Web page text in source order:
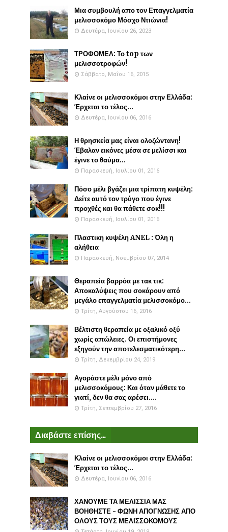
Μια συμβουλή απο τον Επαγγελματία
μελισσοκόμο Μόσχο Ντιώνια!
Δευτέρα, Ιουνίου 26, 2023
ΤΡΟΦΟΜΕΛ: Το top των
μελισσοτροφών!
Σάββατο, Μαΐου 16, 2015
Κλαίνε οι μελισσοκόμοι στην Ελλάδα:
Έρχεται το τέλος...
Δευτέρα, Ιουνίου 06, 2016
Η θρησκεία μας είναι ολοζώντανη!
Έβαλαν εικόνες μέσα σε μελίσσι και
έγινε το θαύμα...
Παρασκευή, Ιουλίου 01, 2016
Πόσο μέλι βγάζει μια τρίπατη κυψέλη:
Δείτε αυτό τον τρύγο που έγινε
προχθές και θα πάθετε σοκ!!!
Παρασκευή, Ιουλίου 01, 2016
Πλαστικη κυψέλη ANEL : Όλη η
αλήθεια
Παρασκευή, Νοεμβρίου 07, 2014
Θεραπεία βαρρόα με τακ τικ:
Αποκαλύψεις που σοκάρουν από
μεγάλο επαγγελματία μελισσοκόμο...
Τρίτη, Αυγούστου 16, 2016
Βέλτιστη θεραπεία με οξαλικό οξύ
χωρίς απώλειες. Οι επιστήμονες
εξηγούν την αποτελεσματικότερη...
Τρίτη, Δεκεμβρίου 24, 2019
Αγοράστε μέλι μόνο από
μελισσοκόμους: Και όταν μάθετε το
γιατί, δεν θα σας αρέσει....
Τρίτη, Σεπτεμβρίου 27, 2016
Διαβάστε επίσης...
Κλαίνε οι μελισσοκόμοι στην Ελλάδα:
Έρχεται το τέλος...
Δευτέρα, Ιουνίου 06, 2016
ΧΑΝΟΥΜΕ ΤΑ ΜΕΛΙΣΣΙΑ ΜΑΣ
ΒΟΗΘΗΣΤΕ - ΦΩΝΗ ΑΠΟΓΝΩΣΗΣ ΑΠΟ
ΟΛΟΥΣ ΤΟΥΣ ΜΕΛΙΣΣΟΚΟΜΟΥΣ